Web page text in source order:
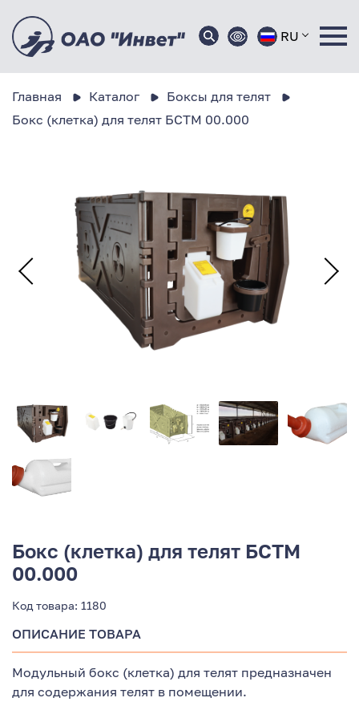
RU
Главная Каталог
Боксы для телят
Бокс (клетка) для телят БСТМ 00.000
Бокс (клетка) для телят БСТМ
00.000
Код товара: 1180
ОПИСАНИЕ ТОВАРА
Модульный бокс (клетка) для телят предназначен
для содержания телят в помещении.